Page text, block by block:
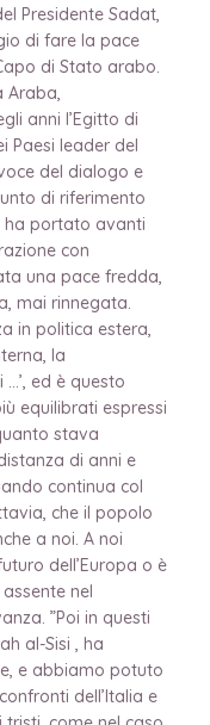
Presidente Sadat,
di fare la pace
di Stato arabo.
Araba,
anni l’Egitto di
Paesi leader del
del dialogo e
di riferimento
ha portato avanti
con
una pace fredda,
mai rinnegata.
in politica estera,
la
ed è questo
equilibrati espressi
stava
di anni e
continua col
che il popolo
a noi. A noi
dell’Europa o è
nel
”Poi in questi
al-Sisi , ha
e abbiamo potuto
dell’Italia e